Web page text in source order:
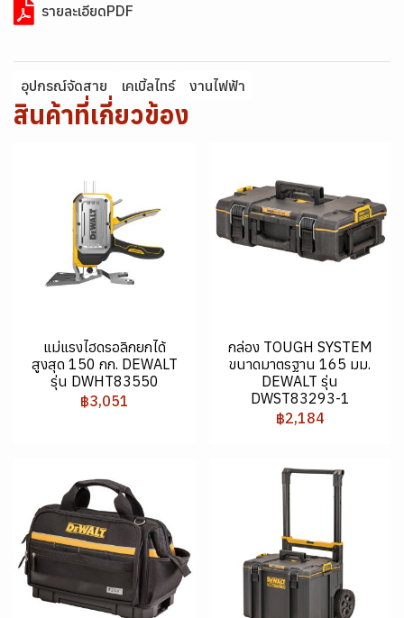
รายละเอียดPDF
อุปกรณ์จัดสาย เคเบิ้ลไทร์ งานไฟฟ้า
สินค้าที่เกี่ยวข้อง
แม่แรงไฮดรอลิกยกได้
สูงสุด 150 กก. DEWALT
รุ่น DWHT83550
฿3,051
กล่อง TOUGH SYSTEM
ขนาดมาตรฐาน 165 มม.
DEWALT รุ่น
DWST83293-1
฿2,184